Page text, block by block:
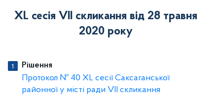
Проекти рішень районної ради
Проєкти рішень виконавчого комітету
ХL сесія VII скликання від 28 травня
2020 року
Рішення
Протокол № 40 ХL сесії Саксаганської
районної у місті ради VІІ скликання